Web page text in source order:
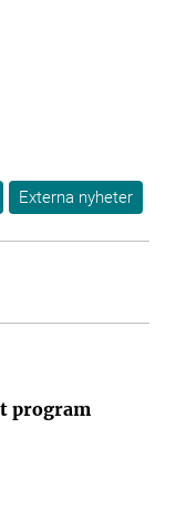
Externa nyheter
program